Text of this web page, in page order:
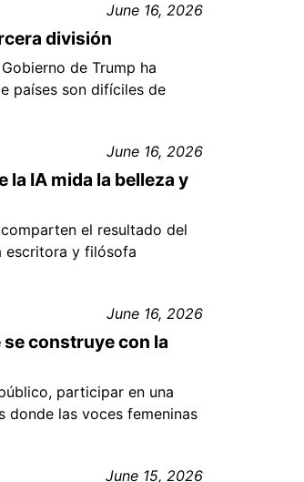
June 16, 2026
división
de Trump ha
países son difíciles de
June 16, 2026
la IA mida la belleza y
el resultado del
escritora y filósofa
June 16, 2026
construye con la
participar en una
donde las voces femeninas
June 15, 2026